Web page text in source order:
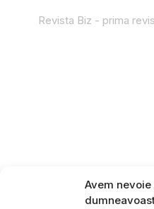
Avem
Revista Biz - prima